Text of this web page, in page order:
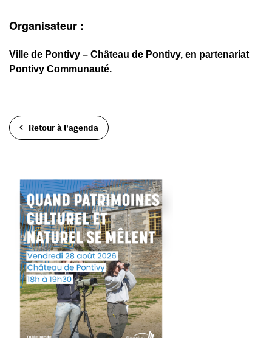
Organisateur :
Ville de Pontivy – Château de Pontivy, en partenariat
Pontivy Communauté.
Retour à l'agenda